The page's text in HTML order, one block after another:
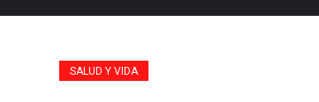
SALUD Y VIDA